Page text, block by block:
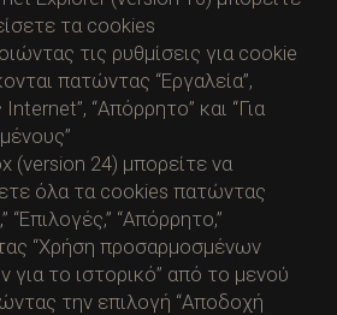
τα cookies
τις ρυθμίσεις για cookie
πατώντας “Εργαλεία”,
Internet”, “Απόρρητο” και “Για
(version 24) μπορείτε να
όλα τα cookies πατώντας
“Επιλογές,” “Απόρρητο,”
“Χρήση προσαρμοσμένων
για το ιστορικό” από το μενού
την επιλογή “Αποδοχή